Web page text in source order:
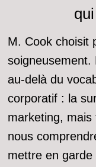
M. Cook choisit
soigneusement.
au-delà du
corporatif : la
marketing,
nous
mettre en